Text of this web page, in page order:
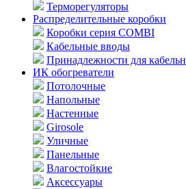
Терморегуляторы
Распределительные коробки
Коробки серия COMBI
Кабельные вводы
Принадлежности для
ИК обогреватели
Потолочные
Напольные
Настенные
Girosole
Уличные
Панельные
Влагостойкие
Аксессуары